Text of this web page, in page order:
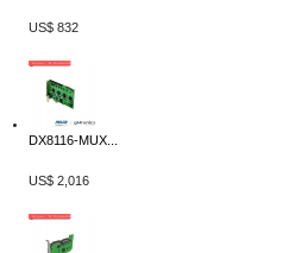
US$ 832
DX8116-MUX...
US$ 2,016